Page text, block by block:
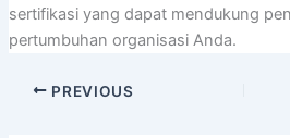
sertifikasi yang dapat mendukung
pertumbuhan organisasi Anda.
PREVIOUS